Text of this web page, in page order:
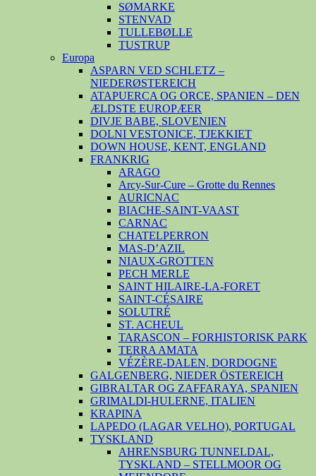
SØMARKE
STENVAD
TULLEBØLLE
TUSTRUP
Europa
ASPARN VED SCHLETZ –
NIEDERØSTEREICH
ATAPUERCA OG ORCE, SPANIEN – DEN
ÆLDSTE EUROPÆER
DIVJE BABE, SLOVENIEN
DOLNI VESTONICE, TJEKKIET
DOWN HOUSE, KENT, ENGLAND
FRANKRIG
ARAGO
Arcy-Sur-Cure – Grotte du Rennes
AURICNAC
BIACHE-SAINT-VAAST
CARNAC
CHATELPERRON
MAS-D’AZIL
NIAUX-GROTTEN
PECH MERLE
SAINT HILAIRE-LA-FORET
SAINT-CÉSAIRE
SOLUTRÉ
ST. ACHEUL
TARASCON – FORHISTORISK PARK
TERRA AMATA
VÉZÈRE-DALEN, DORDOGNE
GALGENBERG, NIEDER ÖSTEREICH
GIBRALTAR OG ZAFFARAYA, SPANIEN
GRIMALDI-HULERNE, ITALIEN
KRAPINA
LAPEDO (LAGAR VELHO), PORTUGAL
TYSKLAND
AHRENSBURG TUNNELDAL,
TYSKLAND – STELLMOOR OG